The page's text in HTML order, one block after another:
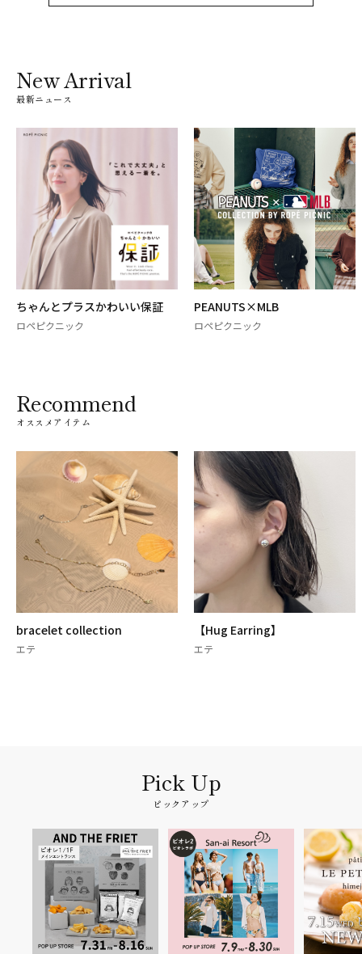
New Arrival
最新ニュース
ちゃんとプラスかわいい保証
ロペピクニック
PEANUTS×MLB
ロペピクニック
Recommend
オススメアイテム
bracelet collection
エテ
【Hug Earring】
エテ
ピックアップ